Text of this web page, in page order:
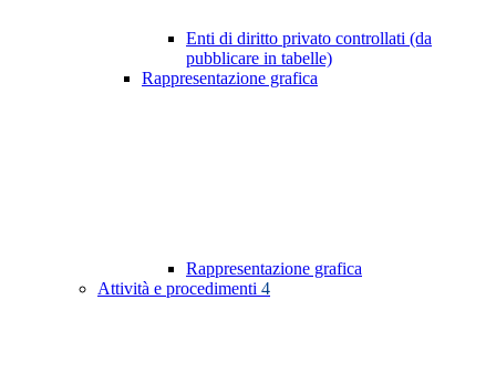
Enti di diritto privato controllati (da
pubblicare in tabelle)
Rappresentazione grafica
Rappresentazione grafica
Attività e procedimenti 4